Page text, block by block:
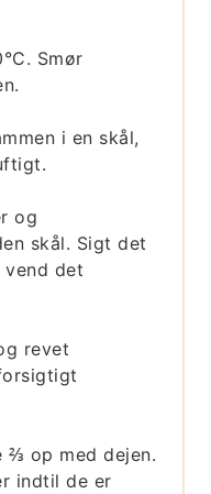
Smør
i en skål,
og
skål. Sigt det
det
revet
⅔ op med dejen.
indtil de er